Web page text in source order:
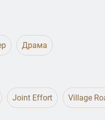
Драма
Joint Effort Village